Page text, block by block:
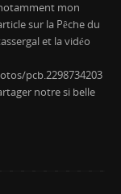
mon
sur la Pêche du
et la vidéo
pcb.2298734203
notre si belle